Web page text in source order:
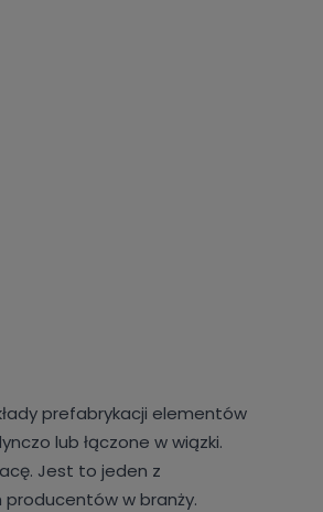
prefabrykacji elementów
lub łączone w wiązki.
Jest to jeden z
producentów w branży.